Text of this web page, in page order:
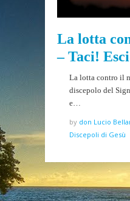
La lotta
– Taci!
La lotta contro il
discepolo del
e…
by don Lucio
Discepoli di Gesù